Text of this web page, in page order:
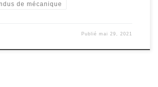
de mécanique
Publiémai 29, 2021